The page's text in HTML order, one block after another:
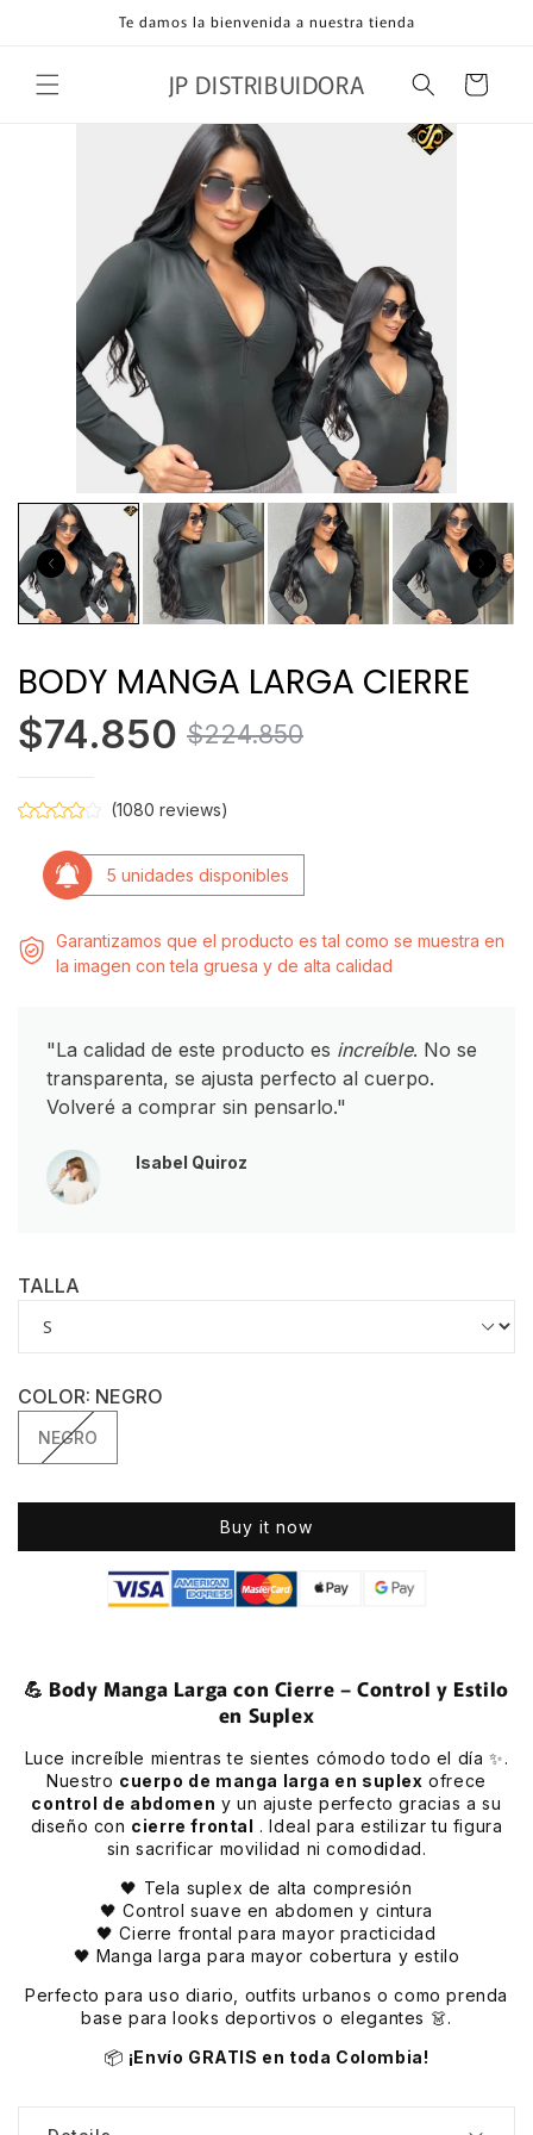
directamenteTe damos la bienvenida a nuestra tienda
JP DISTRIBUIDORA Carrito
BODY MANGA LARGA CIERRE
$74.850 $224.850
(1080 reviews)
5 unidades disponibles
Garantizamos que el producto es tal como se muestra en
la imagen con tela gruesa y de alta calidad
"La calidad de este producto es increíble. No se
transparenta, se ajusta perfecto al cuerpo.
Volveré a comprar sin pensarlo."
Isabel Quiroz
TALLA
COLOR: NEGRO
NEGRO
NEGRO
Buy it now
💪 Body Manga Larga con Cierre – Control y Estilo
en Suplex
Luce increíble mientras te sientes cómodo todo el día ✨.
Nuestro cuerpo de manga larga en suplex ofrece
control de abdomen y un ajuste perfecto gracias a su
diseño con cierre frontal . Ideal para estilizar tu figura
sin sacrificar movilidad ni comodidad.
🖤 Tela suplex de alta compresión
🖤 Control suave en abdomen y cintura
🖤 Cierre frontal para mayor practicidad
🖤 Manga larga para mayor cobertura y estilo
Perfecto para uso diario, outfits urbanos o como prenda
base para looks deportivos o elegantes 👗.
📦 ¡Envío GRATIS en toda Colombia!